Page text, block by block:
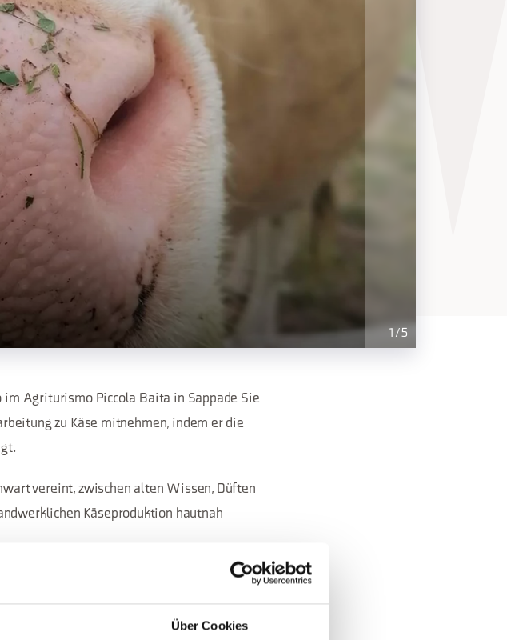
Über Cookies
1 /5
im Agriturismo Piccola Baita in Sappade Sie
zu Käse mitnehmen, indem er die
vereint, zwischen alten Wissen, Düften
Käseproduktion hautnah
Käsesorten vorgesehen.
ab 8 Jahren. Der Agriturismo verfügt